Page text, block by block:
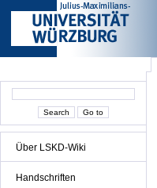
Über LSKD-Wiki
Handschriften